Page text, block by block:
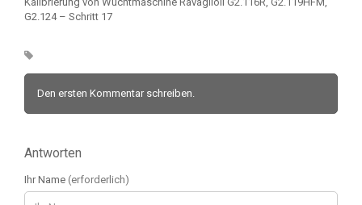
G2.124 – Schritt 17
Den ersten Kommentar schreiben.
Antworten
Ihr Name (erforderlich)